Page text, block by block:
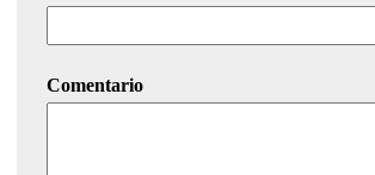
Comentario